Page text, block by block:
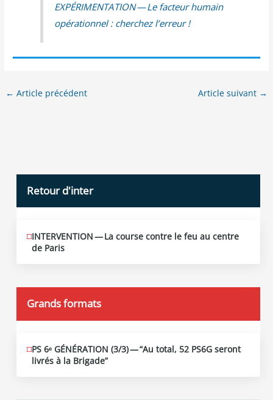
EXPÉRIMENTATION — Le fac­teur humain
opé­ra­tion­nel : cher­chez l’erreur !
← Article précédent Article suivant →
Retour d'inter
JUIN
12
2026
INTERVENTION — La course contre le feu au centre
de Paris
Grands formats
JUIN
19
PS 6ᵉ GÉNÉRATION (3/​3) — “Au total, 52 PS6G seront
livrés à la Brigade”